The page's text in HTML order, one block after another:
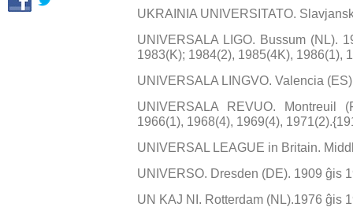
UKRAINIA UNIVERSITATO.
UNIVERSALA LIGO. Bussum (NL).
1983(K); 1984(2), 1985(4K), 1986(1),
UNIVERSALA LINGVO. Valencia
UNIVERSALA REVUO. Montreuil
1966(1), 1968(4), 1969(4),
UNIVERSAL LEAGUE in Britain.
UNIVERSO. Dresden (DE). 1909 ĝis
UN KAJ NI. Rotterdam (NL).1976 ĝis